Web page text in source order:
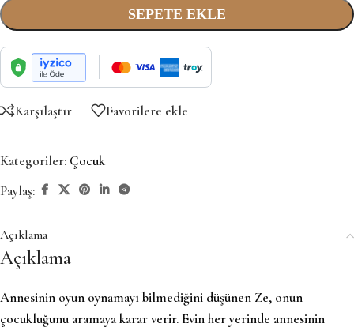
SEPETE EKLE
Karşılaştır Favorilere ekle
Kategoriler: Çocuk
Paylaş:
Açıklama
Açıklama
Annesinin oyun oynamayı bilmediğini düşünen Ze, onun
çocukluğunu aramaya karar verir. Evin her yerinde annesinin